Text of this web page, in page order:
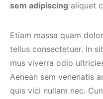
sem adipiscing aliquet
Etiam massa quam
tellus consectetuer. In
mus viverra odio
Aenean sem venenatis
quis vici nullam nec.